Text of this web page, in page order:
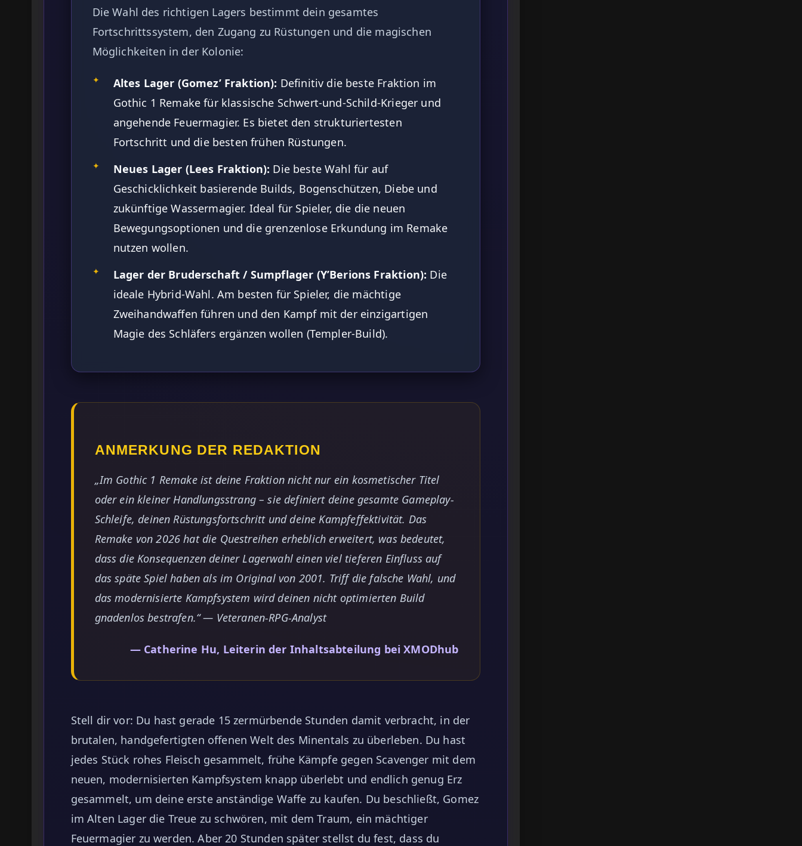
Die Wahl des richtigen Lagers bestimmt dein gesamtes
Fortschrittssystem, den Zugang zu Rüstungen und die magischen
Möglichkeiten in der Kolonie:
✦ Altes Lager (Gomez’ Fraktion): Definitiv die beste Fraktion im
Gothic 1 Remake für klassische Schwert-und-Schild-Krieger und
angehende Feuermagier. Es bietet den strukturiertesten
Fortschritt und die besten frühen Rüstungen.
✦ Neues Lager (Lees Fraktion): Die beste Wahl für auf
Geschicklichkeit basierende Builds, Bogenschützen, Diebe und
zukünftige Wassermagier. Ideal für Spieler, die die neuen
Bewegungsoptionen und die grenzenlose Erkundung im Remake
nutzen wollen.
✦ Lager der Bruderschaft / Sumpflager (Y’Berions Fraktion): Die
ideale Hybrid-Wahl. Am besten für Spieler, die mächtige
Zweihandwaffen führen und den Kampf mit der einzigartigen
Magie des Schläfers ergänzen wollen (Templer-Build).
ANMERKUNG DER REDAKTION
„Im Gothic 1 Remake ist deine Fraktion nicht nur ein kosmetischer Titel
oder ein kleiner Handlungsstrang – sie definiert deine gesamte Gameplay-
Schleife, deinen Rüstungsfortschritt und deine Kampfeffektivität. Das
Remake von 2026 hat die Questreihen erheblich erweitert, was bedeutet,
dass die Konsequenzen deiner Lagerwahl einen viel tieferen Einfluss auf
das späte Spiel haben als im Original von 2001. Triff die falsche Wahl, und
das modernisierte Kampfsystem wird deinen nicht optimierten Build
gnadenlos bestrafen.“ — Veteranen-RPG-Analyst
— Catherine Hu, Leiterin der Inhaltsabteilung bei XMODhub
Stell dir vor: Du hast gerade 15 zermürbende Stunden damit verbracht, in der
brutalen, handgefertigten offenen Welt des Minentals zu überleben. Du hast
jedes Stück rohes Fleisch gesammelt, frühe Kämpfe gegen Scavenger mit dem
neuen, modernisierten Kampfsystem knapp überlebt und endlich genug Erz
gesammelt, um deine erste anständige Waffe zu kaufen. Du beschließt, Gomez
im Alten Lager die Treue zu schwören, mit dem Traum, ein mächtiger
Feuermagier zu werden. Aber 20 Stunden später stellst du fest, dass du